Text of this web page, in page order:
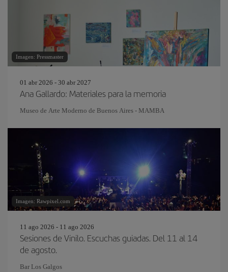
Imagen: Pressmaster
01 abr 2026 - 30 abr 2027
Ana Gallardo: Materiales para la memoria
Museo de Arte Moderno de Buenos Aires - MAMBA
Imagen: Rawpixel.com
11 ago 2026 - 11 ago 2026
Sesiones de Vinilo. Escuchas guiadas. Del 11 al 14
de agosto.
Bar Los Galgos